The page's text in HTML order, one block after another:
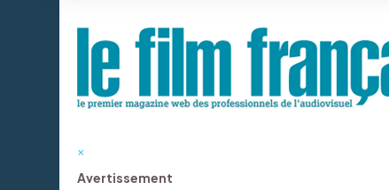
×
Avertissement